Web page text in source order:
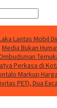
Lantas Mobil
Media Bukan
Perkasa di
Markup
PETI, Dua